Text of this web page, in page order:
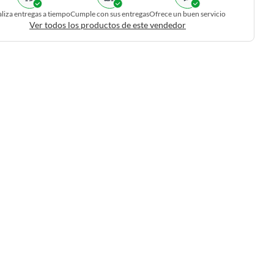
entregas a tiempoCumple con sus entregasOfrece un buen servicio
Ver todos los productos de este vendedor